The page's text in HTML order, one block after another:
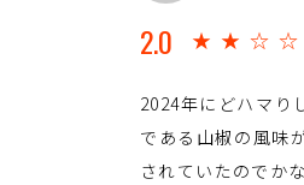
2.0
2024年にどハマり
である山椒の風味
されていたのでか